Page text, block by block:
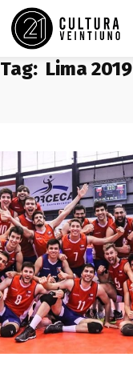
Tag: Lima 2019